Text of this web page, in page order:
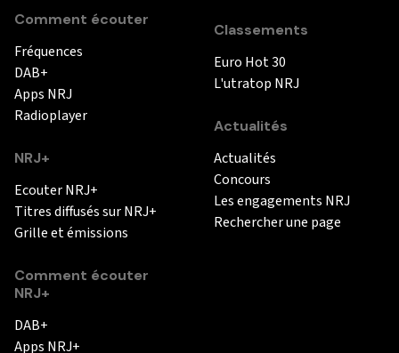
Comment écouter
Fréquences
DAB+
Apps NRJ
Radioplayer
NRJ+
Ecouter NRJ+
Titres diffusés sur NRJ+
Grille et émissions
Comment écouter
NRJ+
DAB+
Apps NRJ+
Classements
Euro Hot 30
L'utratop NRJ
Actualités
Actualités
Concours
Les engagements NRJ
Rechercher une page